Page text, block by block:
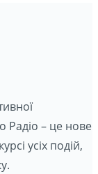
Радіо – це нове
усіх подій,